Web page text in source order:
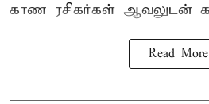
காண ரசிகர்கள் ஆவலுடன்
Read More